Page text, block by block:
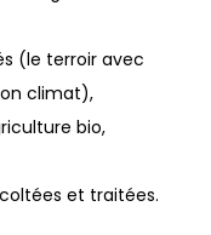
(le terroir avec
climat),
bio,
et traitées.